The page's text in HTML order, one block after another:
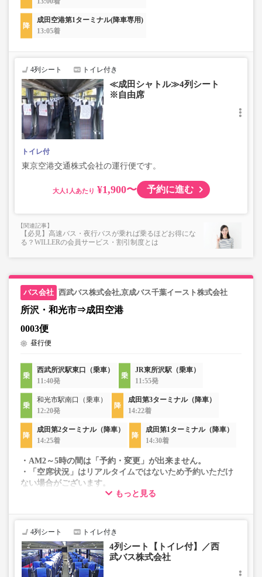
成田空港第1ターミナル(降車専用)
13:05着
4列シート トイレ付き
≪成田シャトル≫4列シート
※自由席
トイレ付
東京空港交通株式会社の運行便です。
大人 ¥1,900〜 予約に進む
【必見】高速バス・夜行バスが乗れば乗るほどお得にな
る？WILLERの会員サービス・割引制度とは
西武バス株式会社,京成バス千葉イースト株式会社
所沢・和光市⇒成田空港
0003便
昼行便
西武所沢駅東口（乗車）
11:40発
JR東所沢駅（乗車）
11:55発
和光市駅南口（乗車）
12:20発
成田第3ターミナル（降車）
14:22着
成田第2ターミナル（降車）
14:25着
成田第1ターミナル（降車）
14:30着
・AM2～5時の間は「予約・変更」が出来ません。
・「空席状況」はリアルタイムではないため予約いただけ
ない場合がございます。
・車両は予告なく変更となる場合がございます。これに伴
で、あらかじめご了承ください。
もっと見る
4列シート トイレ付き
4列シート【トイレ付】／西
武バス株式会社